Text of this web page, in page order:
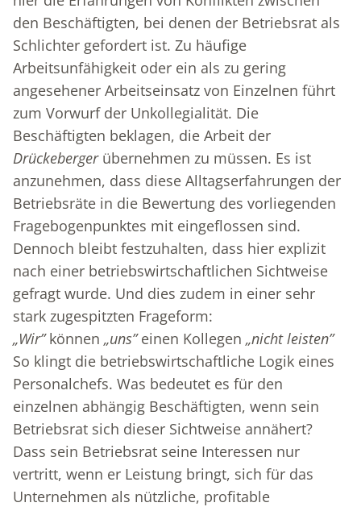
den Beschäftigten, bei denen der Betriebsrat als
Schlichter gefordert ist. Zu häufige
Arbeitsunfähigkeit oder ein als zu gering
angesehener Arbeitseinsatz von Einzelnen führt
zum Vorwurf der Unkollegialität. Die
Beschäftigten beklagen, die Arbeit der
Drückebergerübernehmen zu müssen. Es ist
anzunehmen, dass diese Alltagserfahrungen der
Betriebsräte in die Bewertung des vorliegenden
Fragebogenpunktes mit eingeflossen sind.
Dennoch bleibt festzuhalten, dass hier explizit
nach einer betriebswirtschaftlichen Sichtweise
gefragt wurde. Und dies zudem in einer sehr
stark zugespitzten Frageform:
„Wir”können „uns”einen Kollegen „nicht leisten”
So klingt die betriebswirtschaftliche Logik eines
Personalchefs. Was bedeutet es für den
einzelnen abhängig Beschäftigten, wenn sein
Betriebsrat sich dieser Sichtweise annähert?
Dass sein Betriebsrat seine Interessen nur
vertritt, wenn er Leistung bringt, sich für das
Unternehmen als nützliche, profitable